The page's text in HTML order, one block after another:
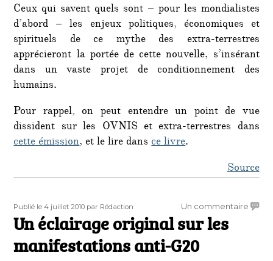
Ceux qui savent quels sont – pour les mondialistes
d’abord – les enjeux politiques, économiques et
spirituels de ce mythe des extra-terrestres
apprécieront la portée de cette nouvelle, s’insérant
dans un vaste projet de conditionnement des
humains.
Pour rappel, on peut entendre un point de vue
dissident sur les OVNIS et extra-terrestres dans
cette émission, et le lire dansce livre.
Source
Publié
le
Publié le 4 juillet 2010 Auteur
par Rédaction Un commentairesur
Un éclairage original sur les
manifestations anti-G20